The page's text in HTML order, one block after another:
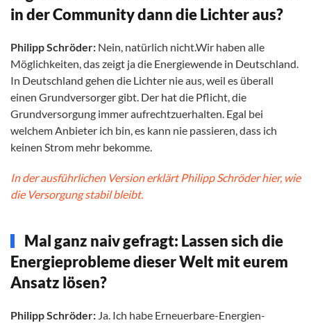
in der Community dann die Lichter aus?
Philipp Schröder: Nein, natürlich nicht.Wir haben alle
Möglichkeiten, das zeigt ja die Energiewende in Deutschland.
In Deutschland gehen die Lichter nie aus, weil es überall
einen Grundversorger gibt. Der hat die Pflicht, die
Grundversorgung immer aufrechtzuerhalten. Egal bei
welchem Anbieter ich bin, es kann nie passieren, dass ich
keinen Strom mehr bekomme.
In der ausführlichen Version erklärt Philipp Schröder hier, wie
die Versorgung stabil bleibt.
Mal ganz naiv gefragt: Lassen sich die
Energieprobleme dieser Welt mit eurem
Ansatz lösen?
Philipp Schröder: Ja. Ich habe Erneuerbare-Energien-